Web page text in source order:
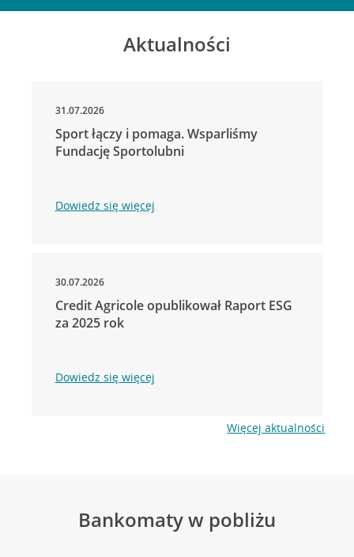
Aktualności
31.07.2026
Sport łączy i pomaga. Wsparliśmy
Fundację Sportolubni
Dowiedz się więcej
30.07.2026
Credit Agricole opublikował Raport ESG
za 2025 rok
Dowiedz się więcej
Więcej aktualności
Bankomaty w pobliżu